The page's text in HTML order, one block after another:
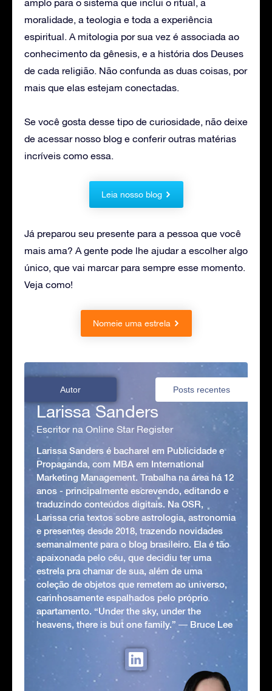
amplo para o sistema que inclui o ritual, a
moralidade, a teologia e toda a experiência
espiritual. A mitologia por sua vez é associada ao
conhecimento da gênesis, e a história dos Deuses
de cada religião. Não confunda as duas coisas, por
mais que elas estejam conectadas.
Se você gosta desse tipo de curiosidade, não deixe
de acessar nosso blog e conferir outras matérias
incríveis como essa.
Leia nosso blog
Já preparou seu presente para a pessoa que você
mais ama? A gente pode lhe ajudar a escolher algo
único, que vai marcar para sempre esse momento.
Veja como!
Nomeie uma estrela
Autor Posts recentes
Larissa Sanders
Escritor na Online Star Register
Larissa Sanders é bacharel em Publicidade e
Propaganda, com MBA em International
Marketing Management. Trabalha na área há 12
anos - principalmente escrevendo, editando e
traduzindo conteúdos digitais. Na OSR,
Larissa cria textos sobre astrologia, astronomia
e presentes desde 2018, trazendo novidades
semanalmente para o blog brasileiro. Ela é tão
apaixonada pelo céu, que decidiu ter uma
estrela pra chamar de sua, além de uma
coleção de objetos que remetem ao universo,
carinhosamente espalhados pelo próprio
apartamento. “Under the sky, under the
heavens, there is but one family.” ― Bruce Lee